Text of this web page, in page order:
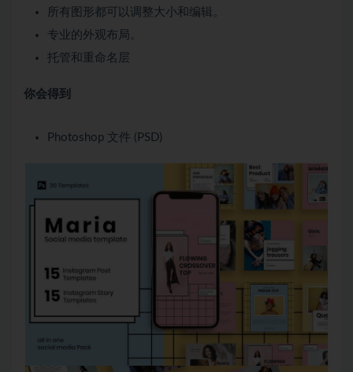
所有图形都可以调整大小和编辑。
专业的外观布局。
托管和重命名层
你会得到
Photoshop 文件 (PSD)